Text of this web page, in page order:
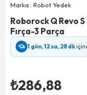
Marka : Robot Yedek
Roborock Q Revo
Fırça-3 Parça
1 gün, 12 sa, 28 dk
₺286,88